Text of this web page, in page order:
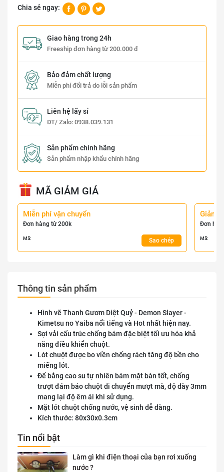
Chia sẻ ngay:
Giao hàng trong 24h
Freeship đơn hàng từ 200.000 đ
Bảo đảm chất lượng
Miễn phí đổi trả do lỗi sản phẩm
Liên hệ lấy sỉ
ĐT/ Zalo: 0938.039.131
Sản phẩm chính hãng
Sản phẩm nhập khẩu chính hãng
MÃ GIẢM GIÁ
Miễn phí vận chuyển
Đơn hàng từ 200k
Mã: Sao chép
Giảm
Đơn
Mã:
Thông tin sản phẩm
Hình vẽ Thanh Gươm Diệt Quỷ - Demon Slayer -
Kimetsu no Yaiba nổi tiếng và Hot nhất hiện nay.
Sợi vải cấu trúc chống bám đặc biệt tối ưu hóa khả
năng điều khiển chuột.
Lót chuột được bo viền chống rách tăng độ bền cho
miếng lót.
Đế bằng cao su tự nhiên bám mặt bàn tốt, chống
trượt đảm bảo chuột di chuyển mượt mà, độ dày 3mm
mang lại độ êm ái khi sử dụng.
Mặt lót chuột chống nước, vệ sinh dễ dàng.
Kích thước: 80x30x0.3cm
Tin nổi bật
Làm gì khi điện thoại của bạn rơi xuống
nước ?